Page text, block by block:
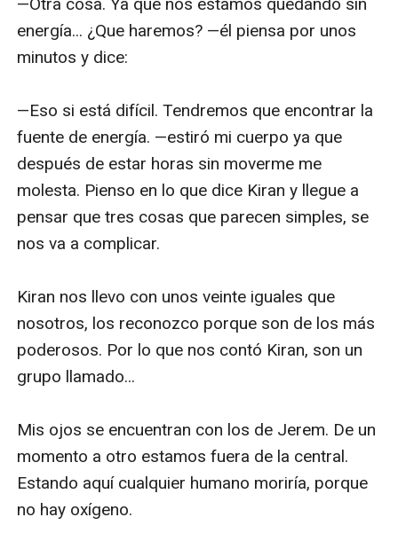
—Otra cosa. Ya que nos estamos quedando sin
energía... ¿Que haremos? —él piensa por unos
minutos y dice:
—Eso si está difícil. Tendremos que encontrar la
fuente de energía. —estiró mi cuerpo ya que
después de estar horas sin moverme me
molesta. Pienso en lo que dice Kiran y llegue a
pensar que tres cosas que parecen simples, se
nos va a complicar.
Kiran nos llevo con unos veinte iguales que
nosotros, los reconozco porque son de los más
poderosos. Por lo que nos contó Kiran, son un
grupo llamado...
Mis ojos se encuentran con los de Jerem. De un
momento a otro estamos fuera de la central.
Estando aquí cualquier humano moriría, porque
no hay oxígeno.